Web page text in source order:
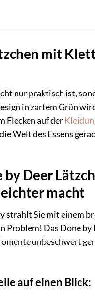
mit
nur praktisch ist,
in zartem Grün
Flecken auf der
Welt des Essens
by Deer
macht
strahlt Sie mit einem
Problem! Das Done
unbeschwert
auf einen Blick: